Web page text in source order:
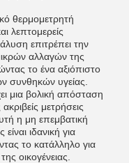
θερμομετρητή
λεπτομερείς
επιτρέπει την
αλλαγών της
το ένα αξιόπιστο
συνθηκών υγείας.
μια βολική απόσταση
μετρήσεις
η μη επεμβατική
ιδανική για
το κατάλληλο για
οικογένειας.